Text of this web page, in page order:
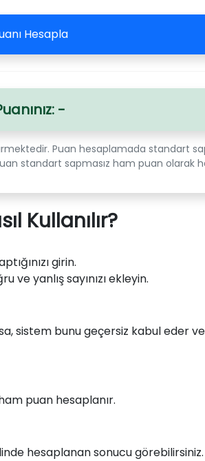
Hesapla
-
Puan hesaplamada standart
standart sapmasız ham puan olarak
Kullanılır?
girin.
yanlış sayınızı ekleyin.
sistem bunu geçersiz kabul eder
puan hesaplanır.
hesaplanan sonucu görebilirsiniz.